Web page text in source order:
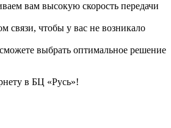
вам высокую скорость передачи
связи, чтобы у вас не возникало
выбрать оптимальное решение
в БЦ «Русь»!